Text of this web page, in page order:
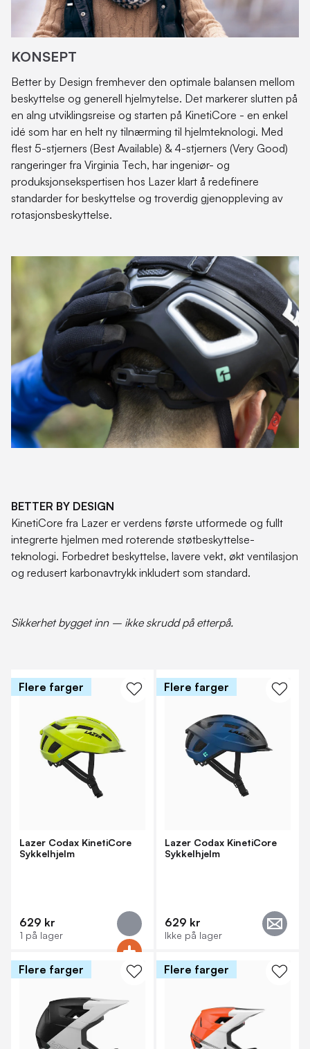
KONSEPT
Better by Design fremhever den optimale balansen mellom
beskyttelse og generell hjelmytelse. Det markerer slutten på
en alng utviklingsreise og starten på KinetiCore - en enkel
idé som har en helt ny tilnærming til hjelmteknologi. Med
flest 5-stjerners (Best Available) & 4-stjerners (Very Good)
rangeringer fra Virginia Tech, har ingeniør- og
produksjonsekspertisen hos Lazer klart å redefinere
standarder for beskyttelse og troverdig gjenoppleving av
rotasjonsbeskyttelse.
BETTER BY DESIGN
KinetiCore fra Lazer er verdens første utformede og fullt
integrerte hjelmen med roterende støtbeskyttelse-
teknologi. Forbedret beskyttelse, lavere vekt, økt ventilasjon
og redusert karbonavtrykk inkludert som standard.
Sikkerhet bygget inn – ikke skrudd på etterpå.
Flere farger
Lazer Codax KinetiCore
Sykkelhjelm
629 kr
1 på lager
Flere farger
Lazer Codax KinetiCore
Sykkelhjelm
629 kr
Ikke på lager
Flere farger Flere farger